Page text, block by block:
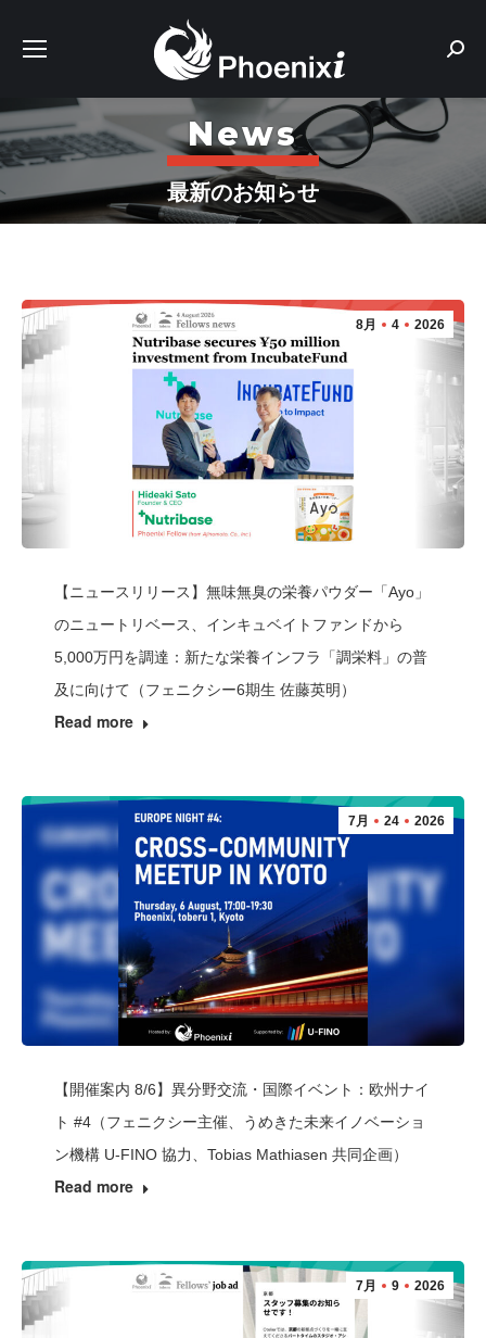
News
最新のお知らせ
8月 4 2026
【ニュースリリース】無味無臭の栄養パウダー「Ayo」
のニュートリベース、インキュベイトファンドから
5,000万円を調達：新たな栄養インフラ「調栄料」の普
及に向けて（フェニクシー6期生 佐藤英明）
Read more
7月 24 2026
【開催案内 8/6】異分野交流・国際イベント：欧州ナイ
ト #4（フェニクシー主催、うめきた未来イノベーショ
ン機構 U-FINO 協力、Tobias Mathiasen 共同企画）
Read more
7月 9 2026